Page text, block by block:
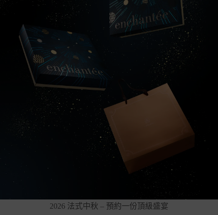
2026 法式中秋 – 預約一份頂級盛宴